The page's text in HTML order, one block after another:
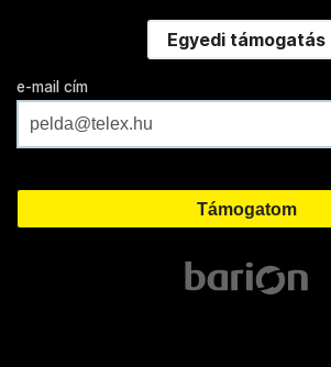
Egyedi támogatás
e-mail cím